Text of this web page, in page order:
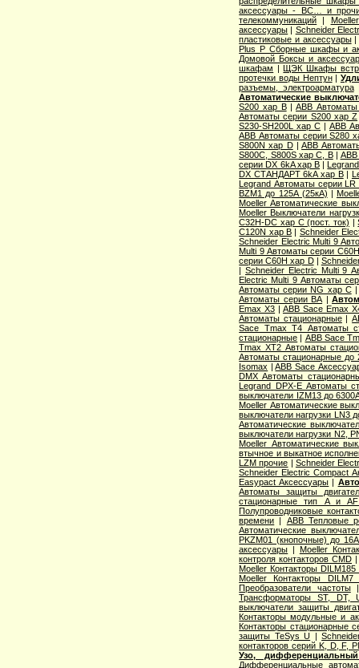
аксессуары - BC… и
телекоммуникаций |
аксессуары | Schneider
пластиковые и аксессуары|
Plus P Сборные шкафы и
Домовой Боксы и
шкафам |ЩЭК Шкафы
протечки воды Нептун|
разъемы, электроарматура
Автоматические
S200 хар B|ABB
Автоматы серии S200 хар Z
S230-SH200L хар С | ABB
ABB Автоматы серии S280
S800N хар D|ABB
S800C, S800S хар С, B|
серии DX 6kA хар B|
DX СТАНДАРТ 6kA хар B|
Legrand Автоматы серии LR
BZM1 до 125А (25кА) |
Moeller Автоматические
Moeller Выключатели
C32H-DC хар C (пост. ток) |
C120N хар B | Schneider
Schneider Electric Multi 9
Multi 9 Автоматы серии
серии C60H хар D|
|Schneider Electric Multi 9
Electric Multi 9 Автоматы
Автоматы серии NG хар С
Автоматы серии ВА |
Emax X3 | ABB Sace Emax
Автоматы стационарные|
Sace Tmax T4 Автоматы
стационарные | ABB Sace
Tmax XT2 Автоматы
Автоматы стационарные до
Isomax |ABB Sace
DMX Автоматы
Legrand DPX-E Автоматы
выключатели IZM13 до
Moeller Автоматические
выключатели нагрузки LN3
Автоматические
выключатели нагрузки N2,
Moeller Автоматические
втычное и выкатное
LZM прочие | Schneider
Schneider Electric Compact
Easypact Аксессуары |
Автоматы защиты
стационарные тип A и
Полупроводниковые
времени | ABB Тепловые
Автоматические
PKZM01 (кнопочные) до 16А
аксессуары | Moeller
контроля контакторов CMD
Moeller Контакторы
Moeller Контакторы
Преобразователи частоты
Трансформаторы ST, DT,
выключатели защиты
Контакторы модульные и
Контакторы стационарные
защиты TeSys U |
контакторов серий K, D, F,
Узо,
Дифференциальные